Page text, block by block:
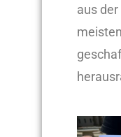
aus